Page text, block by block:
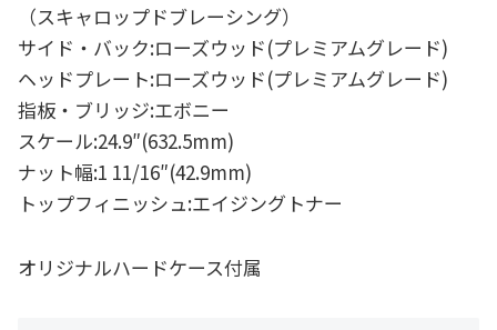
（スキャロップドブレーシング）
サイド・バック:ローズウッド(プレミアムグレード)
ヘッドプレート:ローズウッド(プレミアムグレード)
指板・ブリッジ:エボニー
スケール:24.9″(632.5mm)
ナット幅:1 11/16″(42.9mm)
トップフィニッシュ:エイジングトナー
オリジナルハードケース付属